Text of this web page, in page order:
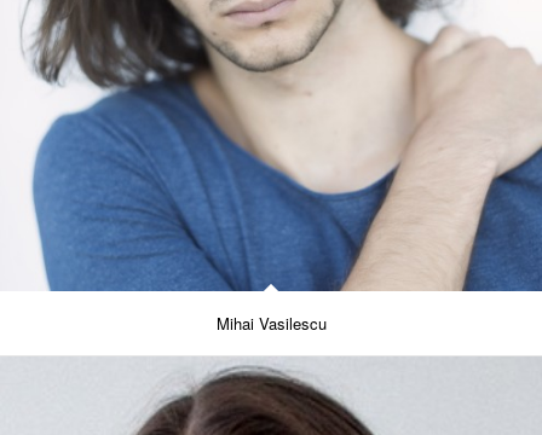
Mihai Vasilescu